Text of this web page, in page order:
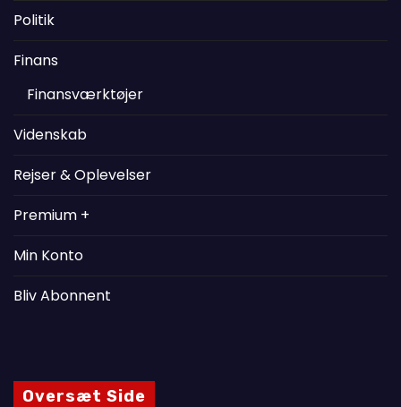
Politik
Finans
Finansværktøjer
Videnskab
Rejser & Oplevelser
Premium +
Min Konto
Bliv Abonnent
Oversæt Side